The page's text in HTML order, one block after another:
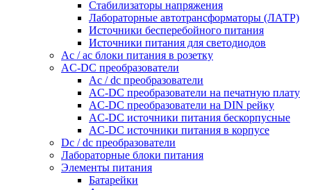
Стабилизаторы напряжения
Лабораторные автотрансформаторы (ЛАТР)
Источники бесперебойного питания
Источники питания для светодиодов
Ac / ac блоки питания в розетку
AC-DC преобразователи
Ac / dc преобразователи
AC-DC преобразователи на печатную плату
AC-DC преобразователи на DIN рейку
AC-DC источники питания бескорпусные
AC-DC источники питания в корпусе
Dc / dc преобразователи
Лабораторные блоки питания
Элементы питания
Батарейки